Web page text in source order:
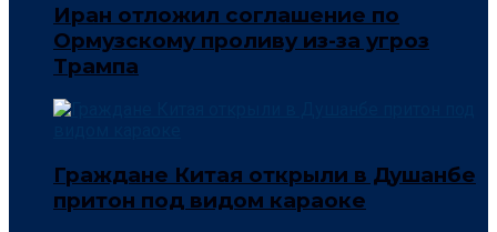
Иран отложил соглашение по
Ормузскому проливу из-за угроз
Трампа
Граждане Китая открыли в Душанбе
притон под видом караоке